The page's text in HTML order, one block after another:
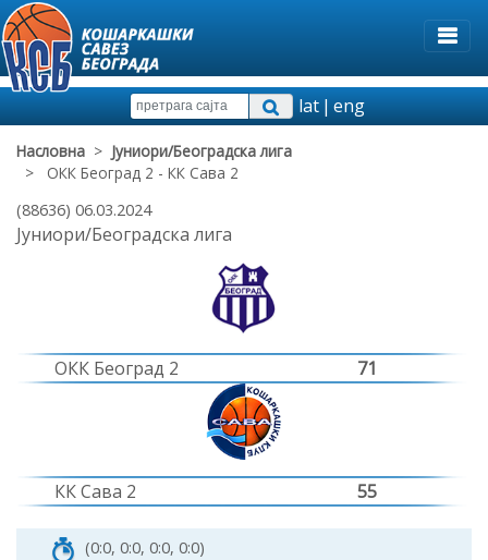
lat|eng
Насловна > Јуниори/Београдска лига
> ОКК Београд 2 - КК Сава 2
(88636) 06.03.2024
Јуниори/Београдска лига
ОКК Београд 2 71
КК Сава 2 55
(0:0, 0:0, 0:0, 0:0)